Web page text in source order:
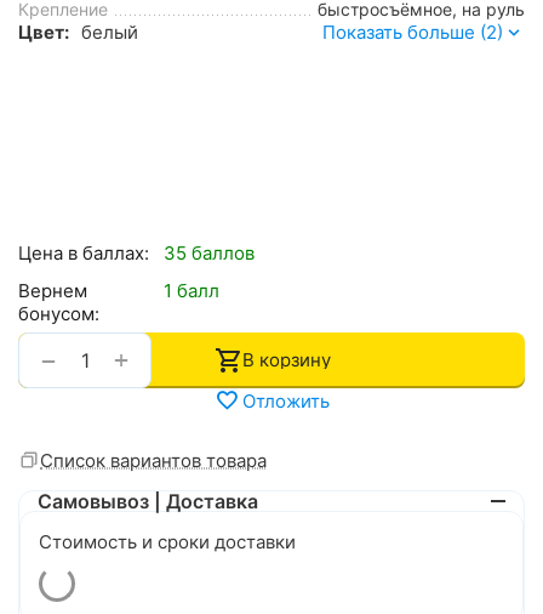
Крепление
быстросъёмное, на руль
Цвет: белый Показать больше (2)
Цена в баллах:
35 баллов
Вернем
бонусом:
1 балл
+
−
В корзину
Отложить
Список вариантов товара
Самовывоз | Доставка
Стоимость и сроки доставки